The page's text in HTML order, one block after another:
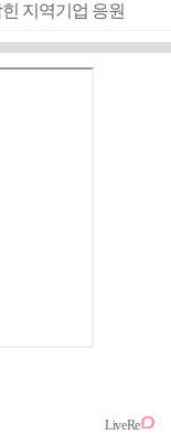
지역기업 응원